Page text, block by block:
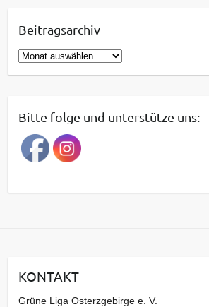
Beitragsarchiv
B
e
r
a
g
a
v
Bitte folge und unterstütze uns:
KONTAKT
Grüne Liga Osterzgebirge e. V.